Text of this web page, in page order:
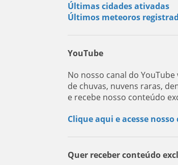
Últimas cidades ativadas
Últimos meteoros
YouTube
No nosso canal do
de chuvas, nuvens raras,
e recebe nosso conteúdo
Clique aqui e acesse nosso
Quer receber conteúdo